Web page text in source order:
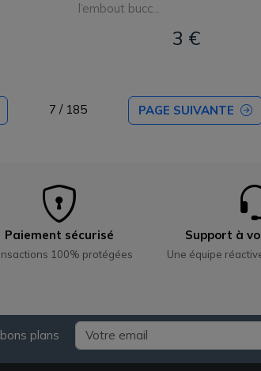
l’embout bucc...
3 €
7 / 185 PAGE SUIVANTE
Paiement sécurisé
100% protégées
Support à
Une équipe
plans